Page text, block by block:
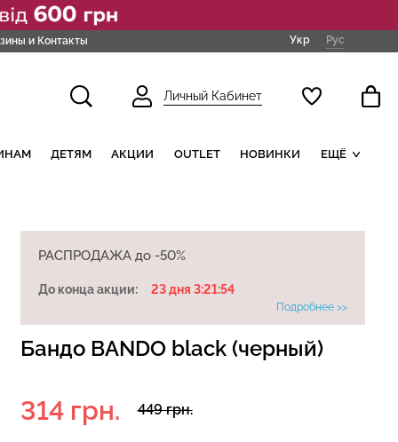
и Контакты Укр Рус
Личный Кабинет
ДЕТЯМ АКЦИИ OUTLET НОВИНКИ ЕЩЁ
РАСПРОДАЖА до -50%
До конца акции: 23 дня 3:21:52
Подробнее >>
Бандо BANDO black (черный)
449 грн.
314 грн.